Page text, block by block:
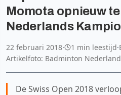
Momota opnieuw
Nederlands
22 februari 2018· 1 min leestijd·
Artikelfoto: Badminton Nederland
De Swiss Open 2018